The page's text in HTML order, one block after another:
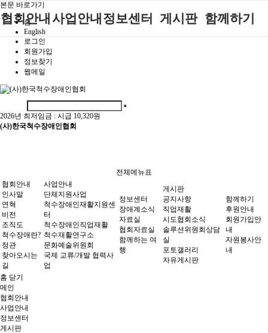
본문 바로가기
홈
English
로그인
회원가입
정보찾기
웹메일
2026년 최저임금 : 시급 10,320원
(사)한국척수장애인협회
협회안내
인사말
연혁
조직도
척수장애란?
사업안내
단체지원사업
척수장애인재
척수장애인직
척수재활연구
국제 교류/개
발 협력사업
정보센터
함께하는 여
게시판 함께하기
전체메뉴표
협회안내
인사말
연혁
비전
조직도
척수장애란?
정관
찾아오시는
길
사업안내
단체지원사업
척수장애인재활지원센
터
척수장애인직업재활
척수재활연구소
문화예술위원회
국제 교류/개발 협력사
업
정보센터
장애계소식
자료실
협회자료실
함께하는 여
행
게시판
공지사항
직업재활
시도협회소식
솔루션위원회상담
실
포토갤러리
자유게시판
함께하기
후원안내
회원가입안
내
자원봉사안
내
홈 닫기
메인
협회안내
사업안내
정보센터
게시판